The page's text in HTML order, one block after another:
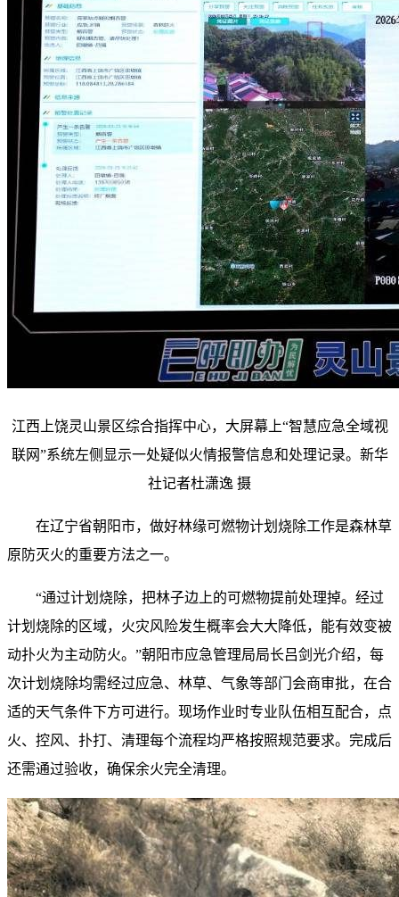
江西上饶灵山景区综合指挥中心，大屏幕上“智慧应急全域视
联网”系统左侧显示一处疑似火情报警信息和处理记录。新华
社记者杜潇逸 摄
在辽宁省朝阳市，做好林缘可燃物计划烧除工作是森林草
原防灭火的重要方法之一。
“通过计划烧除，把林子边上的可燃物提前处理掉。经过
计划烧除的区域，火灾风险发生概率会大大降低，能有效变被
动扑火为主动防火。”朝阳市应急管理局局长吕剑光介绍，每
次计划烧除均需经过应急、林草、气象等部门会商审批，在合
适的天气条件下方可进行。现场作业时专业队伍相互配合，点
火、控风、扑打、清理每个流程均严格按照规范要求。完成后
还需通过验收，确保余火完全清理。